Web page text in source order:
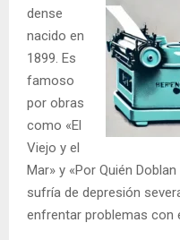
dense
nacido en
1899. Es
famoso
por obras
como «El
Viejo y el
Mar» y «Por Quién
sufría de depresión
enfrentar problemas con